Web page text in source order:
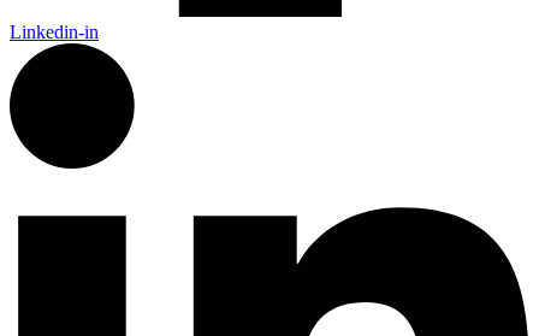
Linkedin-in